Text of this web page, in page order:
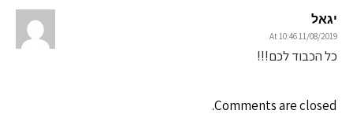
יגאל
11/08/2019 At 10:46
כל הכבוד לכם!!!
Comments are closed.